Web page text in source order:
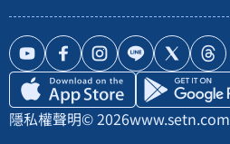
隱私權聲明© 2026www.setn.com